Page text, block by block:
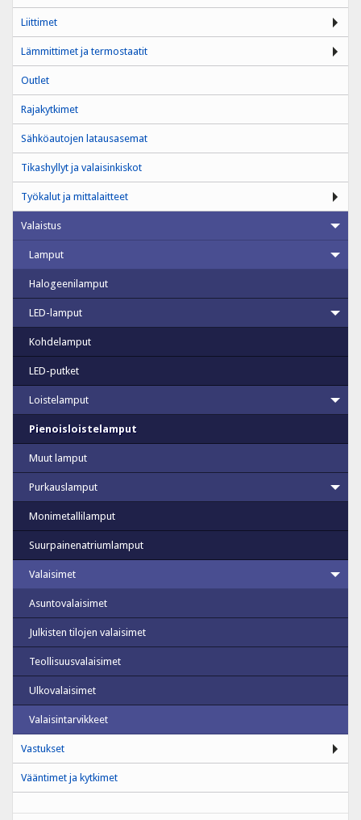
Liittimet
Lämmittimet ja termostaatit
Outlet
Rajakytkimet
Sähköautojen latausasemat
Tikashyllyt ja valaisinkiskot
Työkalut ja mittalaitteet
Valaistus
Lamput
Halogeenilamput
LED-lamput
Kohdelamput
LED-putket
Loistelamput
Pienoisloistelamput
Muut lamput
Purkauslamput
Monimetallilamput
Suurpainenatriumlamput
Valaisimet
Asuntovalaisimet
Julkisten tilojen valaisimet
Teollisuusvalaisimet
Ulkovalaisimet
Valaisintarvikkeet
Vastukset
Vääntimet ja kytkimet